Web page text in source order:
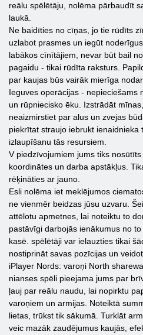
reālu spēlētāju, nolēma pārbaudīt
laukā.
Ne baidīties no cīņas, jo tie rūdīts
uzlabot prasmes un iegūt
labākos cīnītājiem, nevar būt bail
pagaidu - tikai rūdīta raksturs.
par kaujas būs vairāk mierīga
Ieguves operācijas - nepieciešams
un rūpniecisko ēku. Izstrādāt
neaizmirstiet par alus un zvejas
piekrītat straujo iebrukt ienaidnieka
izlaupīšanu tās resursiem.
V piedzīvojumiem jums tiks
koordinātes un darba apstākļus.
rēķināties ar jauno.
Esli nolēma iet meklējumos
ne vienmēr beidzas jūsu uzvaru.
attēlotu apmetnes, lai noteiktu to
pastāvīgi darbojās ienākumus no
kasē. spēlētāji var ielauzties tikai
nostiprināt savas pozīcijas un
iPlayer Nords: varoņi North
nianses spēli pieejama jums par
ļauj par reālu naudu, lai nopirktu
varoņiem un armijas. Noteiktā
lietas, trūkst tik sākumā. Turklāt
veic mazāk zaudējumus kaujās,